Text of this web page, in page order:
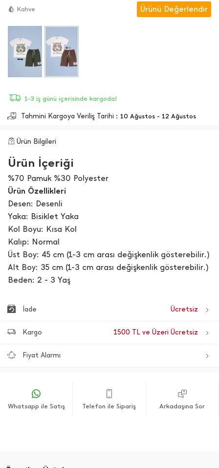
Kahve Ürünü Değerlendir
1-3 iş günü içerisinde kargoda!
Tahmini Kargoya Veriliş Tarihi : 10 Ağustos - 12 Ağustos
Ürün Bilgileri
Ürün İçeriği
%70 Pamuk %30 Polyester
Ürün Özellikleri
Desen: Desenli
Yaka: Bisiklet Yaka
Kol Boyu: Kısa Kol
Kalıp: Normal
Üst Boy: 45 cm (1-3 cm arası değişkenlik gösterebilir.)
Alt Boy: 35 cm (1-3 cm arası değişkenlik gösterebilir.)
Beden: 2 - 3 Yaş
İade Ücretsiz
Kargo 1500 TL ve Üzeri Ücretsiz
Fiyat Alarmı
Whatsapp ile Satış Telefon ile Sipariş Arkadaşına Sor